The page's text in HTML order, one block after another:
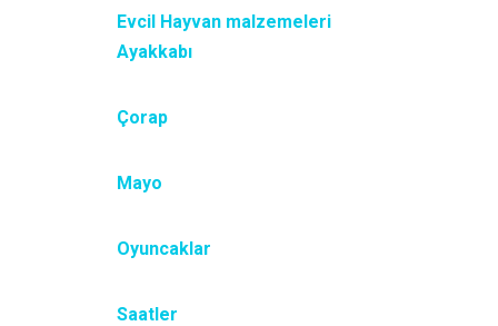
Evcil Hayvan malzemeleri
Ayakkabı
Çorap
Mayo
Oyuncaklar
Saatler